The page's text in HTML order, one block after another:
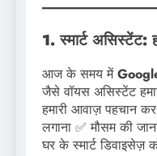
1. स्मार्ट असिस्टेंट:
आज के समय में
जैसे वॉयस असिस्टेंट
हमारी आवाज़ पहचान
लगाना ✅ मौसम की
घर के स्मार्ट डिवाइसेज़